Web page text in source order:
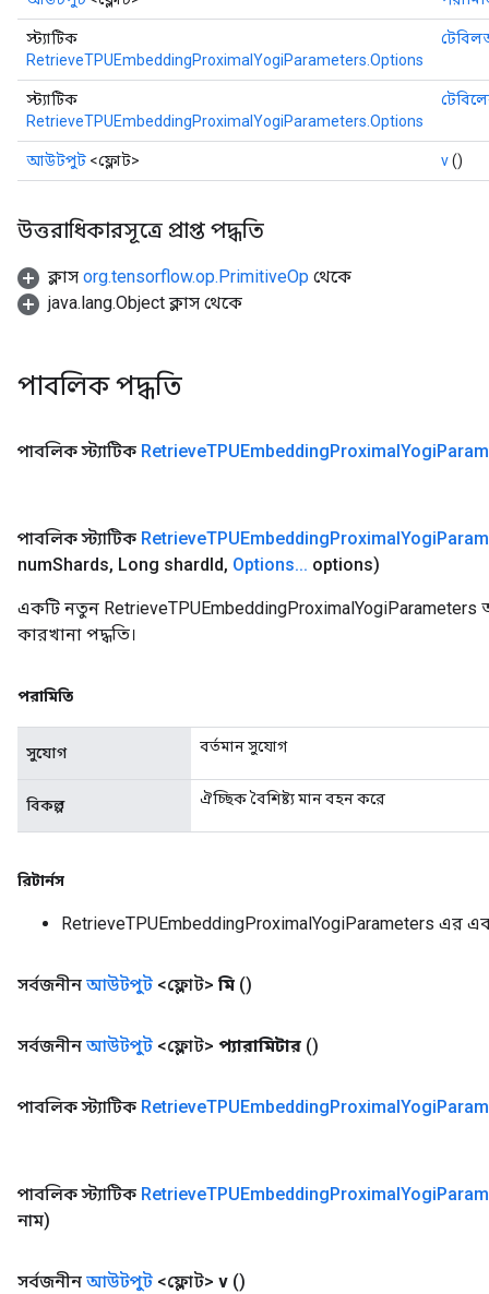
স্ট্যাটিক
RetrieveTPUEmbeddingProximalYogiParameters.Options
স্ট্যাটিক
RetrieveTPUEmbeddingProximalYogiParameters.Options
আউটপুট <ফ্লোট> v()
উত্তরাধিকারসূত্রে প্রাপ্ত পদ্ধতি
ক্লাস org.tensorflow.op.PrimitiveOp থেকে
java.lang.Object ক্লাস থেকে
পাবলিক পদ্ধতি
পাবলিক স্ট্যাটিক RetrieveTPUEmbeddingProximalYogi
পাবলিক স্ট্যাটিক RetrieveTPUEmbeddingProximalYogi
numShards, Long shardId, Options... options)
একটি নতুন
কারখানা পদ্ধতি।
পরামিতি
সুযোগ বর্তমান সুযোগ
বিকল্প ঐচ্ছিক বৈশিষ্ট্য মান বহন করে
রিটার্নস
RetrieveTPUEmbeddingProximalYogiParameters এর
সর্বজনীন আউটপুট <ফ্লোট> মি ()
সর্বজনীন আউটপুট <ফ্লোট> প্যারামিটার ()
পাবলিক স্ট্যাটিক RetrieveTPUEmbeddingProximalYogi
পাবলিক স্ট্যাটিক RetrieveTPUEmbeddingProximalYogi
নাম)
সর্বজনীন আউটপুট <ফ্লোট> v ()